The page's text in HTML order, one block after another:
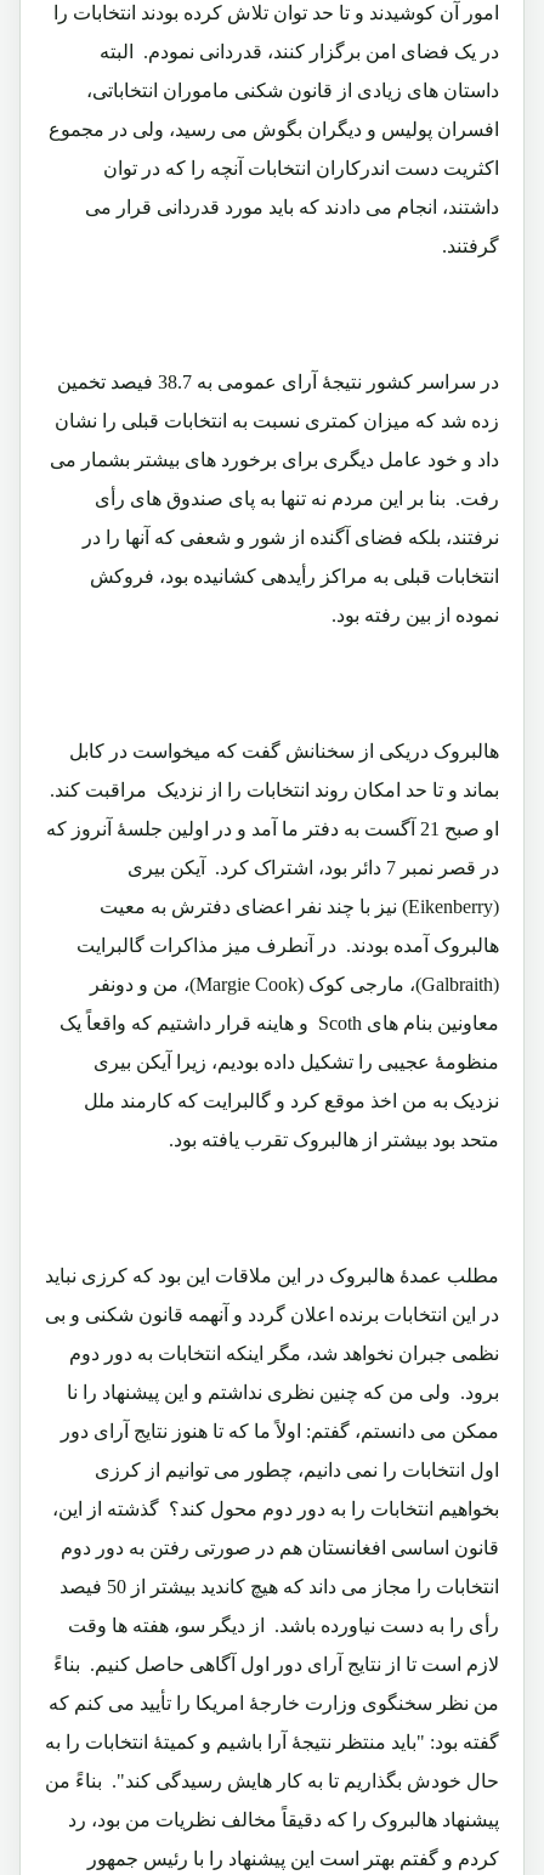
امور آن کوشیدند و تا حد توان تلاش کرده بودند انتخابات را
در یک فضای امن برگزار کنند، قدردانی نمودم. البته
داستان های زیادی از قانون شکنی ماموران انتخاباتی،
افسران پولیس و دیگران بگوش می رسید، ولی در مجموع
اکثریت دست اندرکاران انتخابات آنچه را که در توان
داشتند، انجام می دادند که باید مورد قدردانی قرار می
گرفتند.
در سراسر کشور نتیجۀ آرای عمومی به 38.7 فیصد تخمین
زده شد که میزان کمتری نسبت به انتخابات قبلی را نشان
داد و خود عامل دیگری برای برخورد های بیشتر بشمار می
رفت. بنا بر این مردم نه تنها به پای صندوق های رأی
نرفتند، بلکه فضای آگنده از شور و شعفی که آنها را در
انتخابات قبلی به مراکز رأیدهی کشانیده بود، فروکش
نموده از بین رفته بود.
هالبروک دریکی از سخنانش گفت که میخواست در کابل
بماند و تا حد امکان روند انتخابات را از نزدیک مراقبت کند.
او صبح 21 آگست به دفتر ما آمد و در اولین جلسۀ آنروز که
در قصر نمبر 7 دائر بود، اشتراک کرد. آیکن بیری
(Eikenberry) نیز با چند نفر اعضای دفترش به معیت
هالبروک آمده بودند. در آنطرف میز مذاکرات گالبرایت
(Galbraith)، مارجی کوک (Margie Cook)، من و دونفر
معاونین بنام های Scoth و هاینه قرار داشتیم که واقعاً یک
منظومۀ عجیبی را تشکیل داده بودیم، زیرا آیکن بیری
نزدیک به من اخذ موقع کرد و گالبرایت که کارمند ملل
متحد بود بیشتر از هالبروک تقرب یافته بود.
مطلب عمدۀ هالبروک در این ملاقات این بود که کرزی نباید
در این انتخابات برنده اعلان گردد و آنهمه قانون شکنی و بی
نظمی جبران نخواهد شد، مگر اینکه انتخابات به دور دوم
برود. ولی من که چنین نظری نداشتم و این پیشنهاد را نا
ممکن می دانستم، گفتم: اولاً ما که تا هنوز نتایج آرای دور
اول انتخابات را نمی دانیم، چطور می توانیم از کرزی
بخواهیم انتخابات را به دور دوم محول کند؟ گذشته از این،
قانون اساسی افغانستان هم در صورتی رفتن به دور دوم
انتخابات را مجاز می داند که هیچ کاندید بیشتر از 50 فیصد
رأی را به دست نیاورده باشد. از دیگر سو، هفته ها وقت
لازم است تا از نتایج آرای دور اول آگاهی حاصل کنیم. بناءً
من نظر سخنگوی وزارت خارجۀ امریکا را تأیید می کنم که
گفته بود: "باید منتظر نتیجۀ آرا باشیم و کمیتۀ انتخابات را به
حال خودش بگذاریم تا به کار هایش رسیدگی کند". بناءً من
پیشنهاد هالبروک را که دقیقاً مخالف نظریات من بود، رد
کردم و گفتم بهتر است این پیشنهاد را با رئیس جمهور